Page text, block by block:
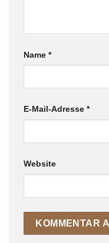
Name *
E-Mail-Adresse *
Website